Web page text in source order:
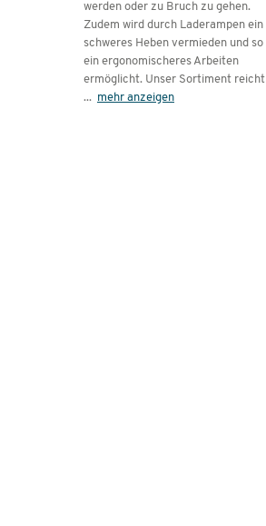
werden oder zu Bruch zu gehen.
Zudem wird durch Laderampen ein
schweres Heben vermieden und so
ein ergonomischeres Arbeiten
ermöglicht. Unser Sortiment reicht
... mehr anzeigen